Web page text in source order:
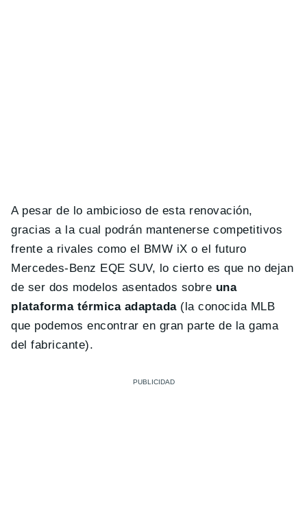
A pesar de lo ambicioso de esta renovación,
gracias a la cual podrán mantenerse competitivos
frente a rivales como el BMW iX o el futuro
Mercedes-Benz EQE SUV, lo cierto es que no dejan
de ser dos modelos asentados sobre una
plataforma térmica adaptada(la conocida MLB
que podemos encontrar en gran parte de la gama
del fabricante).